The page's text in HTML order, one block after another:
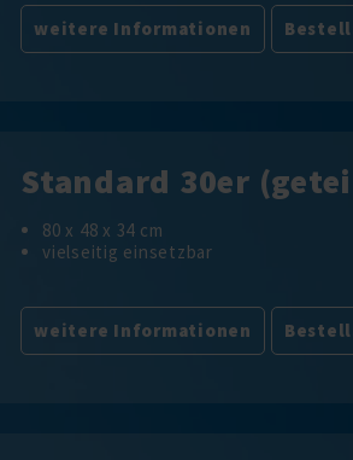
weitere Informationen
Standard 30er
80 x 48 x 34 cm
vielseitig einsetzbar
weitere Informationen